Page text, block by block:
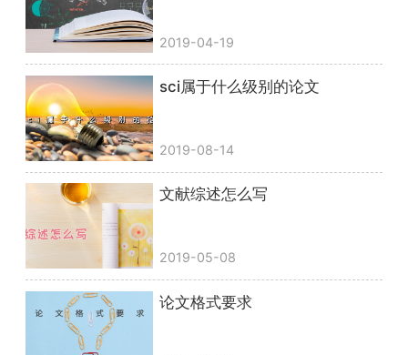
2019-04-19
sci属于什么级别的论文
2019-08-14
文献综述怎么写
2019-05-08
论文格式要求